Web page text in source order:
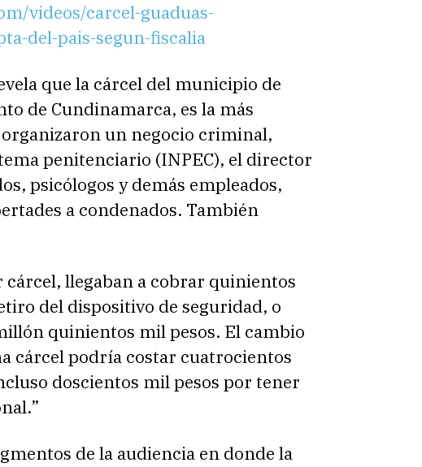
videos/carcel-guaduas-
del-pais-segun-fiscalia
que la cárcel del municipio de
de Cundinamarca, es la más
un negocio criminal,
penitenciario (INPEC), el director
psicólogos y demás empleados,
a condenados. También
cárcel, llegaban a cobrar quinientos
del dispositivo de seguridad, o
quinientos mil pesos. El cambio
cárcel podría costar cuatrocientos
doscientos mil pesos por tener
de la audiencia en donde la